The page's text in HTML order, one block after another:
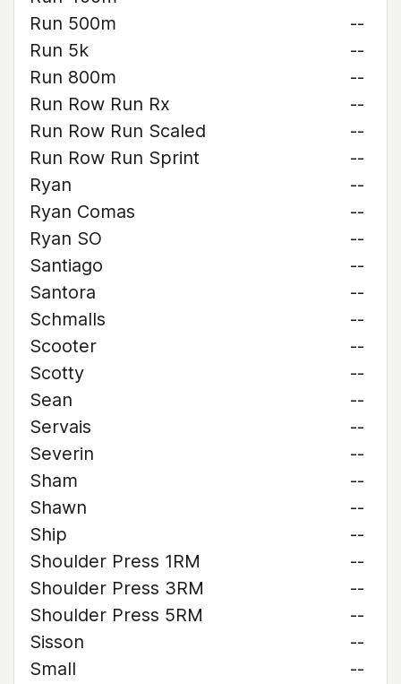
Run 500m
--
Run 5k
--
Run 800m
--
Run Row Run Rx
--
Run Row Run Scaled
--
Run Row Run Sprint
--
Ryan
--
Ryan Comas
--
Ryan SO
--
Santiago
--
Santora
--
Schmalls
--
Scooter
--
Scotty
--
Sean
--
Servais
--
Severin
--
Sham
--
Shawn
--
Ship
--
Shoulder Press 1RM
--
Shoulder Press 3RM
--
Shoulder Press 5RM
--
Sisson
--
Small
--